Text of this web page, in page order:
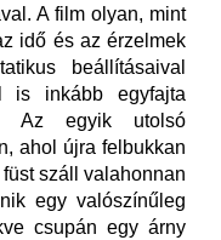
A film olyan, mint
idő és az érzelmek
beállításaival
is inkább egyfajta
Az egyik utolsó
ahol újra felbukkan
száll valahonnan
egy valószínűleg
csupán egy árny